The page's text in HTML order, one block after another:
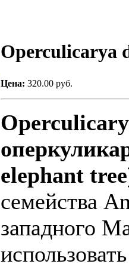
Operculicarya
Цена: 320.00 руб.
elephant
семейства
западного